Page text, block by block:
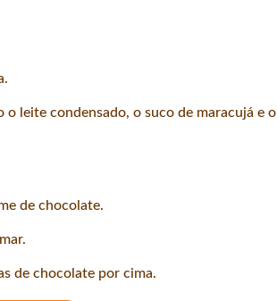
leite condensado, o suco de maracujá e o
de chocolate.
de chocolate por cima.